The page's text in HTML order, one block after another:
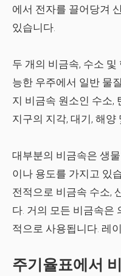
에서 전자를 끌어당겨
있습니다.
두 개의 비금속, 수소
능한 우주에서 일반 물
지 비금속 원소인 수소,
지구의 지각, 대기, 해
대부분의 비금속은 생
이나 용도를 가지고 있
전적으로 비금속 수소,
다. 거의 모든 비금속은
적으로 사용됩니다. 레
주기율표에서